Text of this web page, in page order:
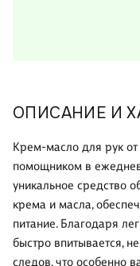
ОПИСАНИЕ И
Крем-масло для рук
помощником в
уникальное средство
крема и масла,
питание. Благодаря
быстро впитывается,
следов, что особенно